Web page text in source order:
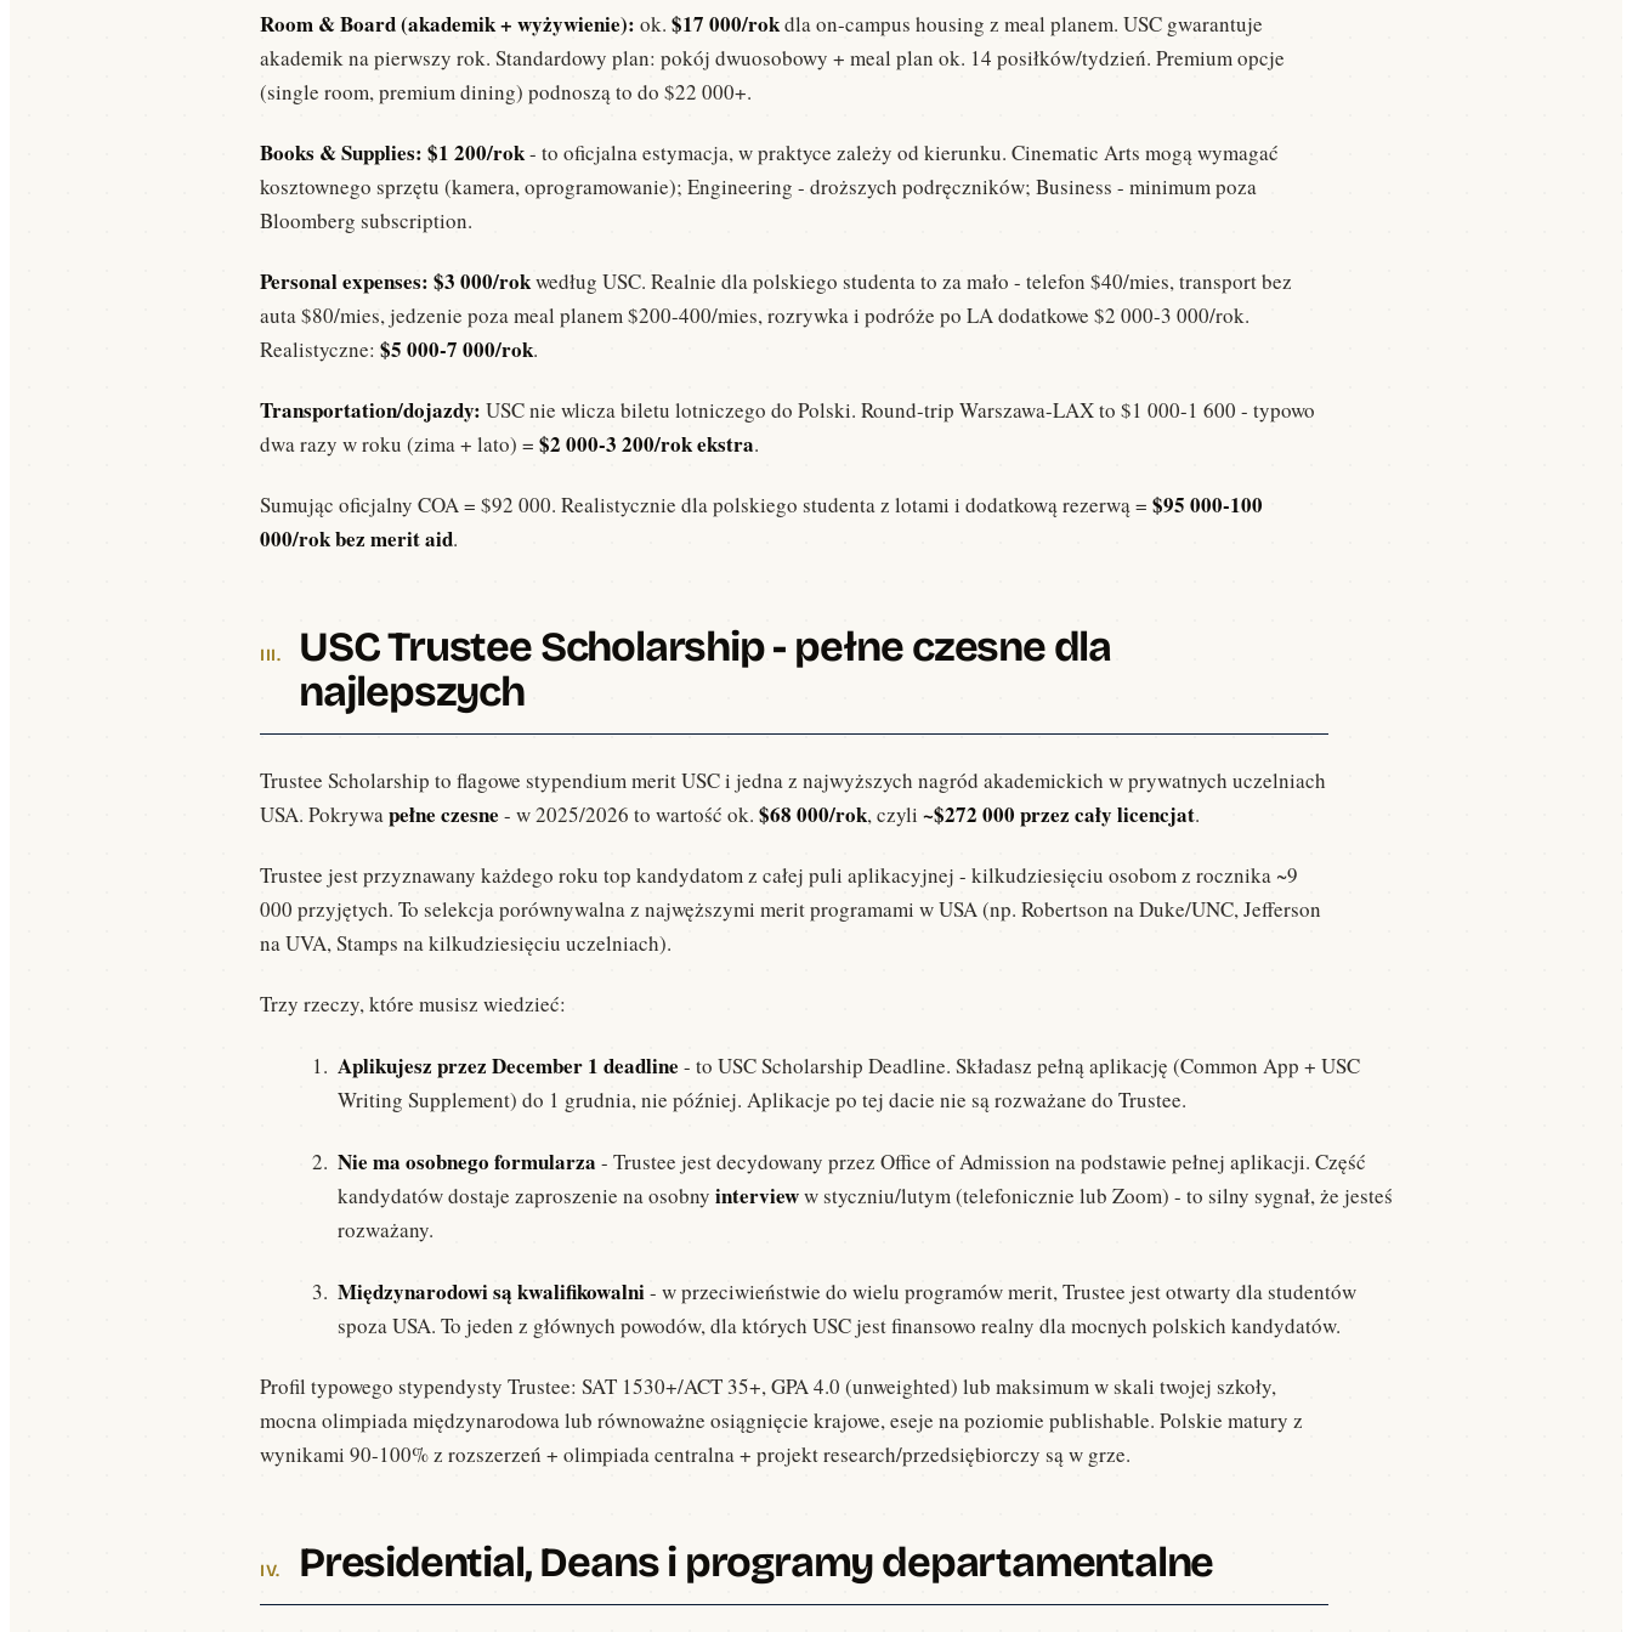
Aplikacje · 15 min · 16 771 wyświetleń — od założenia konta, przez essay, po złożenie aplikacji.
Need-blind vs Need-aware dla Polaków
Room & Board (akademik + wyżywienie): ok. $17 000/rokdla on-campus housing z meal planem. USC gwarantuje
akademik na pierwszy rok. Standardowy plan: pokój dwuosobowy + meal plan ok. 14 posiłków/tydzień. Premium opcje
(single room, premium dining) podnoszą to do $22 000+.
Books & Supplies: $1 200/rok- to oficjalna estymacja, w praktyce zależy od kierunku. Cinematic Arts mogą wymagać
kosztownego sprzętu (kamera, oprogramowanie); Engineering - droższych podręczników; Business - minimum poza
Bloomberg subscription.
Personal expenses: $3 000/rokwedług USC. Realnie dla polskiego studenta to za mało - telefon $40/mies, transport bez
auta $80/mies, jedzenie poza meal planem $200-400/mies, rozrywka i podróże po LA dodatkowe $2 000-3 000/rok.
Realistyczne: $5 000-7 000/rok.
Transportation/dojazdy: USC nie wlicza biletu lotniczego do Polski. Round-trip Warszawa-LAX to $1 000-1 600 - typowo
dwa razy w roku (zima + lato) = $2 000-3 200/rok ekstra.
Sumując oficjalny COA = $92 000. Realistycznie dla polskiego studenta z lotami i dodatkową rezerwą = $95 000-100
000/rok bez merit aid.
USC Trustee Scholarship - pełne czesne dla
najlepszych
Trustee Scholarship to flagowe stypendium merit USC i jedna z najwyższych nagród akademickich w prywatnych uczelniach
USA. Pokrywapełne czesne - w 2025/2026 to wartość ok. $68 000/rok, czyli ~$272 000 przez cały licencjat.
Trustee jest przyznawany każdego roku top kandydatom z całej puli aplikacyjnej - kilkudziesięciu osobom z rocznika ~9
000 przyjętych. To selekcja porównywalna z najwęższymi merit programami w USA (np. Robertson na Duke/UNC, Jefferson
na UVA, Stamps na kilkudziesięciu uczelniach).
Trzy rzeczy, które musisz wiedzieć:
Aplikujesz przez December 1 deadline - to USC Scholarship Deadline. Składasz pełną aplikację (Common App + USC
Writing Supplement) do 1 grudnia, nie później. Aplikacje po tej dacie nie są rozważane do Trustee.
Nie ma osobnego formularza - Trustee jest decydowany przez Office of Admission na podstawie pełnej aplikacji. Część
kandydatów dostaje zaproszenie na osobny intervieww styczniu/lutym (telefonicznie lub Zoom) - to silny sygnał, że jesteś
rozważany.
Międzynarodowi są kwalifikowalni- w przeciwieństwie do wielu programów merit, Trustee jest otwarty dla studentów
spoza USA. To jeden z głównych powodów, dla których USC jest finansowo realny dla mocnych polskich kandydatów.
Profil typowego stypendysty Trustee: SAT 1530+/ACT 35+, GPA 4.0 (unweighted) lub maksimum w skali twojej szkoły,
mocna olimpiada międzynarodowa lub równoważne osiągnięcie krajowe, eseje na poziomie publishable. Polskie matury z
wynikami 90-100% z rozszerzeń + olimpiada centralna + projekt research/przedsiębiorczy są w grze.
Presidential, Deans i programy departamentalne